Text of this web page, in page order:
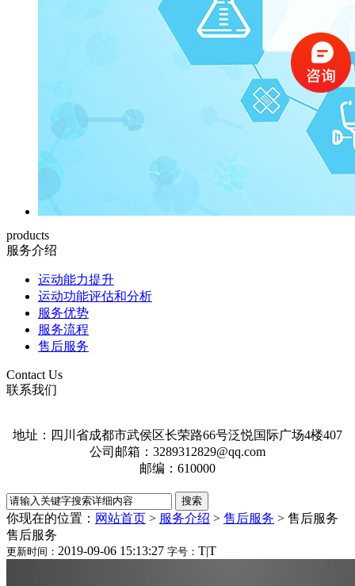
products
服务介绍
运动能力提升
运动功能评估和分析
服务优势
服务流程
售后服务
Contact Us
联系我们
地址：四川省成都市武侯区长荣路66号泛悦国际广场4楼407
公司邮箱：3289312829@qq.com
邮编：610000
你现在的位置： 网站首页 > 服务介绍 > 售后服务 > 售后服务
售后服务
更新时间： 2019-09-06 15:13:27 字号： T|T